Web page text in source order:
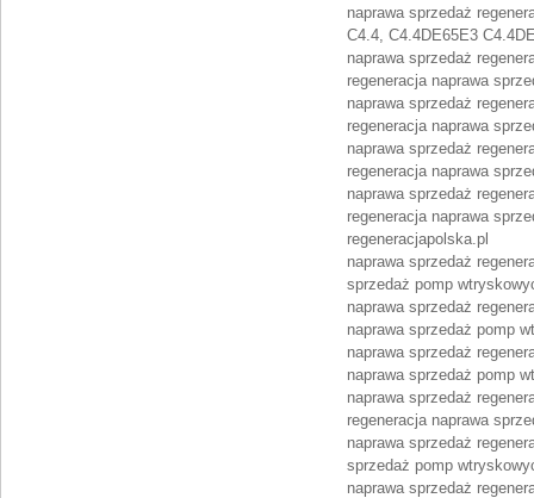
naprawa sprzedaż
C4.4, C4.4DE65E3
naprawa sprzedaż
regeneracja naprawa
naprawa sprzedaż
regeneracja naprawa
naprawa sprzedaż
regeneracja naprawa
naprawa sprzedaż
regeneracja naprawa
regeneracjapolska.pl
naprawa sprzedaż
sprzedaż pomp
naprawa sprzedaż
naprawa sprzedaż pomp
naprawa sprzedaż
naprawa sprzedaż pomp
naprawa sprzedaż
regeneracja naprawa
naprawa sprzedaż
sprzedaż pomp
naprawa sprzedaż